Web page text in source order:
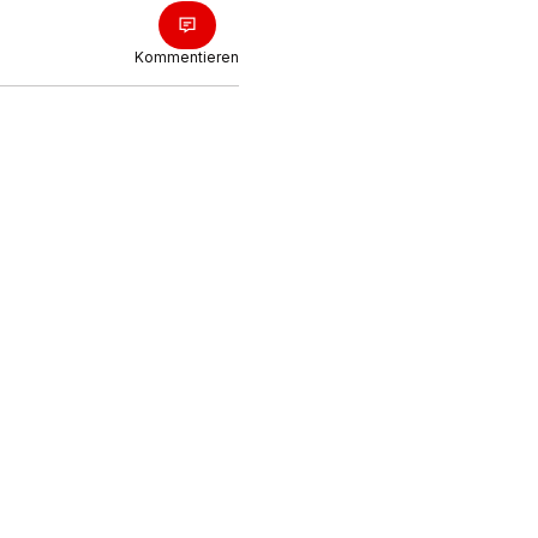
Kommentieren